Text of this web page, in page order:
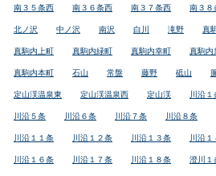
南３５条西 南３６条西 南３７条西 南３８
北ノ沢 中ノ沢 南沢 白川 滝野 真
真駒内上町 真駒内緑町 真駒内幸町 真駒内
真駒内本町 石山 常盤 藤野 砥山
定山渓温泉東 定山渓温泉西 定山渓 川沿１
川沿５条 川沿６条 川沿７条 川沿８条
川沿１１条 川沿１２条 川沿１３条 川沿
川沿１６条 川沿１７条 川沿１８条 澄川１